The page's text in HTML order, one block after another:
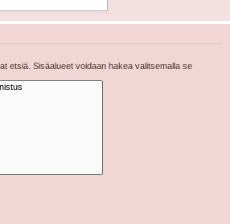
etsiä. Sisäalueet voidaan hakea valitsemalla se